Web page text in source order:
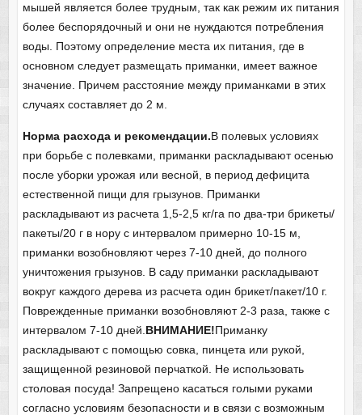
мышей является более трудным, так как режим их питания
более беспорядочный и они не нуждаются потребления
воды. Поэтому определение места их питания, где в
основном следует размещать приманки, имеет важное
значение. Причем расстояние между приманками в этих
случаях составляет до 2 м.
Норма расхода и рекомендации.В полевых условиях
при борьбе с полевками, приманки раскладывают осенью
после уборки урожая или весной, в период дефицита
естественной пищи для грызунов. Приманки
раскладывают из расчета 1,5-2,5 кг/га по два-три брикеты/
пакеты/20 г в нору с интервалом примерно 10-15 м,
приманки возобновляют через 7-10 дней, до полного
уничтожения грызунов. В саду приманки раскладывают
вокруг каждого дерева из расчета один брикет/пакет/10 г.
Поврежденные приманки возобновляют 2-3 раза, также с
интервалом 7-10 дней. ВНИМАНИЕ!Приманку
раскладывают с помощью совка, пинцета или рукой,
защищенной резиновой перчаткой. Не использовать
столовая посуда! Запрещено касаться голыми руками
согласно условиям безопасности и в связи с возможным